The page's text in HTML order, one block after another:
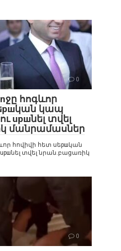
0
հոգևոր
կապ
upшնել տվել
մանրամասներ
հովիվի հետ սեршկան
տվել նրան.բացառիկ
0